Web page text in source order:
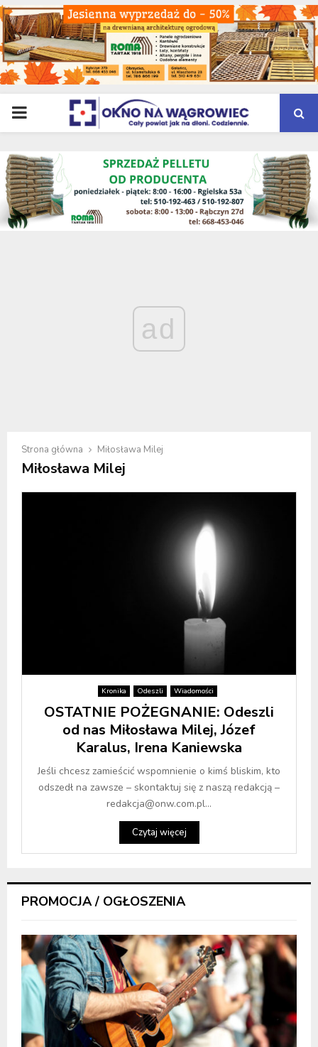
PRIMARY
MENU
ad
Strona główna Miłosława Milej
Miłosława Milej
Kronika Odeszli Wiadomości
OSTATNIE POŻEGNANIE: Odeszli
od nas Miłosława Milej, Józef
Karalus, Irena Kaniewska
Jeśli chcesz zamieścić wspomnienie o kimś bliskim, kto
odszedł na zawsze – skontaktuj się z naszą redakcją –
redakcja@onw.com.pl...
Czytaj więcej
PROMOCJA / OGŁOSZENIA